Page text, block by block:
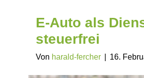
E-Auto als
steuerfrei
Von harald-fercher 16.